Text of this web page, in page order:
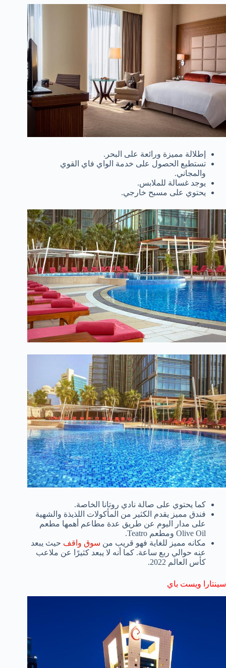
إطلالة مميزة ورائعة على البحر.
تستطيع الحصول على خدمة الواي فاي القوي
والمجاني.
يوجد غسالة للملابس.
يحتوي على مسبح خارجي.
كما يحتوي على صالة نادي روتانا الخاصة.
فندق مميز يقدم الكثير من المأكولات اللذيذة والشهية
على مدار اليوم عن طريق عدة مطاعم أهمها مطعم
Olive Oil ومطعم Teatro.
مكانه مميز للغاية فهو قريب من سوق واقف حيث يبعد
عنه حوالي ربع ساعة. كما أنه لا يبعد كثيرًا عن ملاعب
كأس العالم 2022.
سينتارا ويست باي